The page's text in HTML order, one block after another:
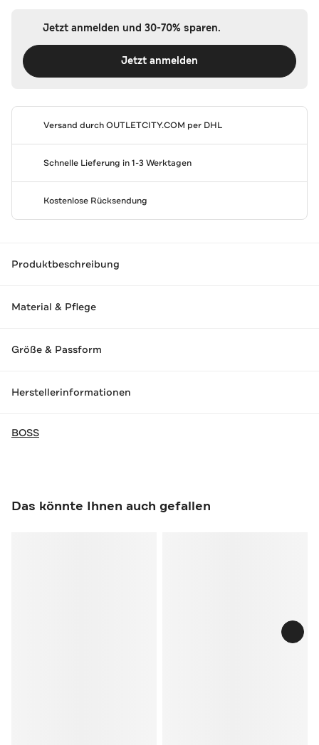
Jetzt anmelden und 30-70% sparen.
Jetzt anmelden
Versand durchOUTLETCITY.COM per DHL
Schnelle Lieferung in 1-3 Werktagen
Kostenlose Rücksendung
Produktbeschreibung
Material & Pflege
Größe & Passform
Herstellerinformationen
BOSS
Das könnte Ihnen auch gefallen